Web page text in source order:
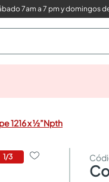
7am a 7 pm y domingos
1216 x ½”Npth
1/3